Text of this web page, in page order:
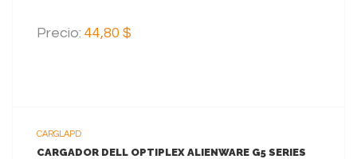
Precio: 44,80 $
CARGLAPD
CARGADOR DELL OPTIPLEX ALIENWARE G5 SERIES